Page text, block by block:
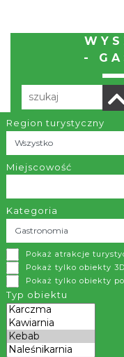
-
Region turystyczny
Miejscowość
Kategoria
Pokaż atrakcje
Pokaż tylko obiekty 3D
Pokaż tylko obiekty
Typ obiektu
Liczba elementów:
Pizzeria Werona
Istebna
Zapraszamy do
najprawdopodobniej
według oryginalnej
własnych modyfikacji.
więcej >>